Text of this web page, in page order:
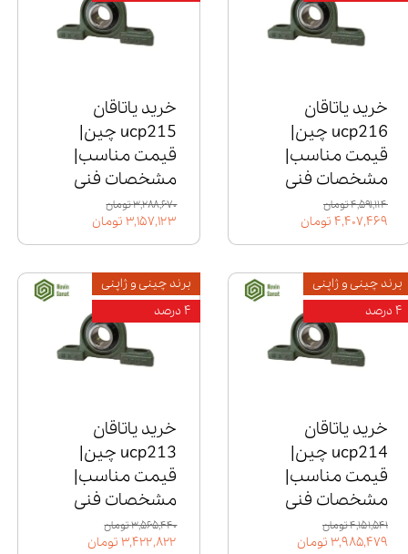
خرید یاتاقان
ucp216 چین|
قیمت مناسب|
مشخصات فنی
۴,۵۹۱,۱۱۴ تومان
۴,۴۰۷,۴۶۹ تومان
خرید یاتاقان
ucp215 چین|
قیمت مناسب|
مشخصات فنی
۳,۲۸۸,۶۷۰ تومان
۳,۱۵۷,۱۲۳ تومان
خرید یاتاقان
ucp214 چین|
قیمت مناسب|
مشخصات فنی
۴,۱۵۱,۵۴۱ تومان
۳,۹۸۵,۴۷۹ تومان
برند چینی و ژاپنی
۴ درصد
خرید یاتاقان
ucp213 چین|
قیمت مناسب|
مشخصات فنی
۳,۵۶۵,۴۴۰ تومان
۳,۴۲۲,۸۲۲ تومان
برند چینی و ژاپنی
۴ درصد